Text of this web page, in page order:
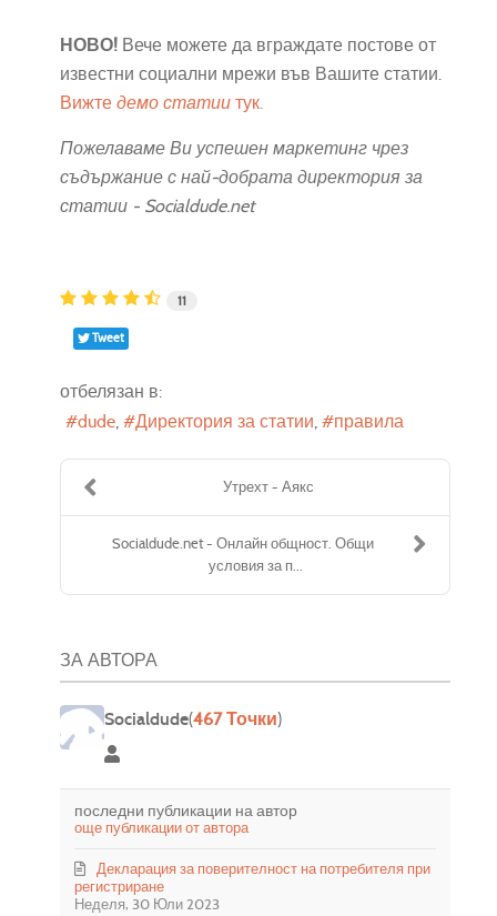
НОВО! Вече можете да вграждате постове от
известни социални мрежи във Вашите статии.
Вижте демо статии тук.
Пожелаваме Ви успешен маркетинг чрез
съдържание с най-добрата директория за
статии - Socialdude.net
11
Tweet
отбелязан в:
dude
Директория за статии правила
Утрехт - Аякс
Socialdude.net - Онлайн общност. Общи
условия за п...
ЗА АВТОРА
Socialdude(467 Точки)
Socialdude
последни публикации на автор
още публикации от автора
Неделя, 30 Юли 2023
Декларация за поверителност на потребителя при
регистриране